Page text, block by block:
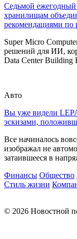
Седьмой
хранилищам
рекомендациями
Super Micro
решений для ИИ,
Data Center Building
Авто
Вы уже видели
эскизами,
Все начиналось
изображал не
затаившееся в
Финансы Общество
Стиль жизни
© 2026 Новостной